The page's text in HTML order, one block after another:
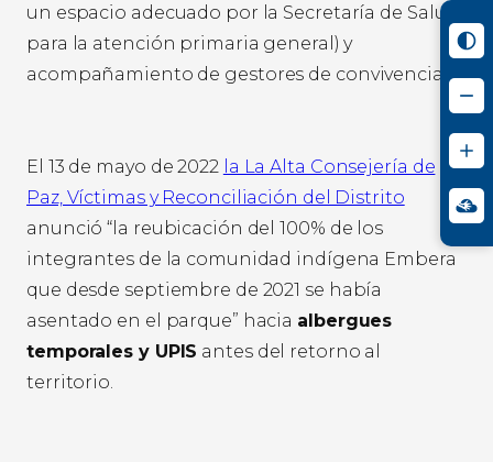
un espacio adecuado por la Secretaría de Salud
para la atención primaria general) y
acompañamiento de gestores de convivencia.
El 13 de mayo de 2022 la La Alta Consejería de
Paz, Víctimas y Reconciliación del Distrito
anunció “la reubicación del 100% de los
integrantes de la comunidad indígena Embera
que desde septiembre de 2021 se había
asentado en el parque” hacia albergues
temporales y UPIS antes del retorno al
territorio.